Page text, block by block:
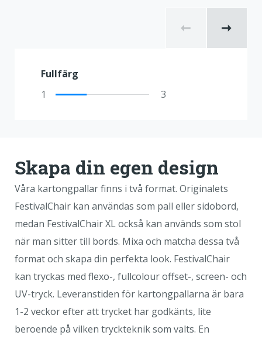
Fullfärg
1
3
Skapa din egen design
Våra kartongpallar finns i två format. Originalets
FestivalChair kan användas som pall eller sidobord,
medan FestivalChair XL också kan används som stol
när man sitter till bords. Mixa och matcha dessa två
format och skapa din perfekta look. FestivalChair
kan tryckas med flexo-, fullcolour offset-, screen- och
UV-tryck. Leveranstiden för kartongpallarna är bara
1-2 veckor efter att trycket har godkänts, lite
beroende på vilken tryckteknik som valts. En